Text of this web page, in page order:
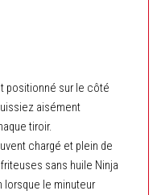
positionné sur le côté
aisément
tiroir.
chargé et plein de
sans huile Ninja
lorsque le minuteur